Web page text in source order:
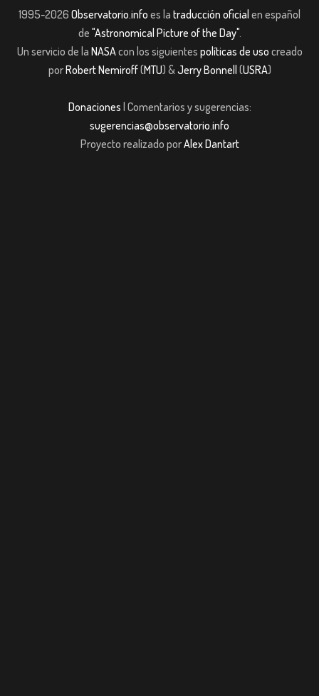
1995-2026 Observatorio.info es la traducción oficial en español
de "Astronomical Picture of the Day".
Un servicio de la NASAcon los siguientes políticas de uso creado
porRobert Nemiroff(MTU) &Jerry Bonnell (USRA)
Donaciones | Comentarios y sugerencias:
sugerencias@observatorio.info
Proyecto realizado porAlex Dantart